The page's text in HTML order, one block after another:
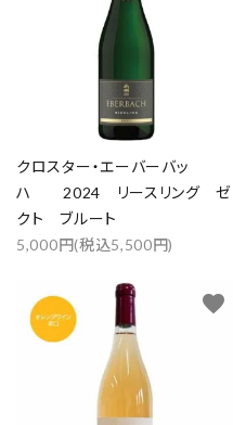
クロスター・エーバーバッ
ハ 2024 リースリング ゼ
クト ブルート
5,000円(税込5,500円)
favorite